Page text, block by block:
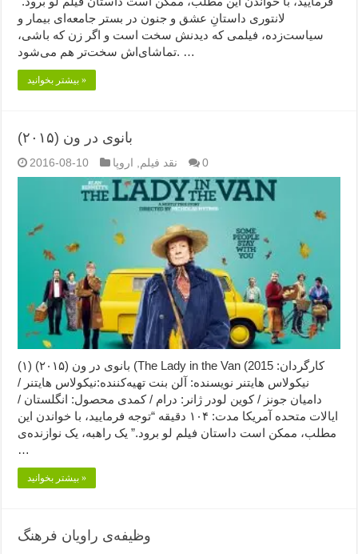
لانتوری داستانِ عشق و جنون در بستر جامعه‌ای بیمار و
سیاست‌زده، فیلمی که دیدنش سخت است و اگر زن که باشی،
تماشای‌اش سخت‌تر هم می‌شود. …
بیشتر بخوانید »
بانوی در ون (۲۰۱۵)
2016-08-10 نقد فیلم اروپا 0
بانوی در ون (۲۰۱۵) (۱) (The Lady in the Van (2015 کارگردان:
نیکولاس هایتنر نویسنده: آلن بنت تهیه‌کننده:نیکولاس هایتنر /
دامیان جونز / کوین لودر ژانر: درام / کمدی محصول: انگلستان /
ایالات متحده آمریکا مدت: ۱۰۴ دقیقه “توجه فرمایید،‌ با خواندن این
مطلب، ممکن است داستان فیلم لو برود.” یک راهبه، یک نوازنده‌ی
…
بیشتر بخوانید »
وظیفه‌ی راویان فرهنگ